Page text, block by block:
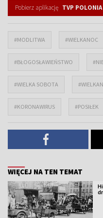
Pobierz aplikację TVP POLONIA
#MODLITWA #WIELKANOC
#BŁOGOSŁAWIEŃSTWO
#WIELKA SOBOTA
#KORONAWIRUS #POSIŁEK
WIĘCEJ NA TEN TEMAT